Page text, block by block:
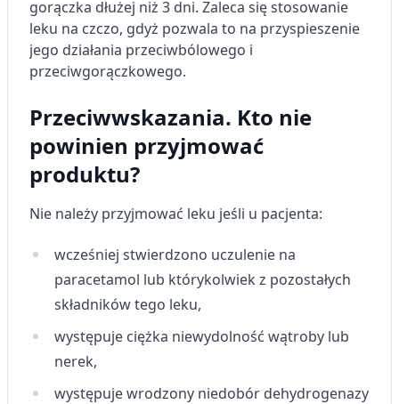
gorączka dłużej niż 3 dni. Zaleca się stosowanie
leku na czczo, gdyż pozwala to na przyspieszenie
jego działania przeciwbólowego i
przeciwgorączkowego.
Przeciwwskazania. Kto nie
powinien przyjmować
produktu?
Nie należy przyjmować leku jeśli u pacjenta:
wcześniej stwierdzono uczulenie na
paracetamol lub którykolwiek z pozostałych
składników tego leku,
występuje ciężka niewydolność wątroby lub
nerek,
występuje wrodzony niedobór dehydrogenazy
Przechowywanie informacji na urządzeniu
lub dostęp do nich
Wykorzystywanie ograniczonych danych do
wyboru reklam
Tworzenie profili w celu
spersonalizowanych reklam
Wykorzystanie profili do wyboru
spersonalizowanych reklam
Tworzenie profili w celu personalizacji treści
Wykorzystywanie profili w celu doboru
spersonalizowanych treści
Pomiar efektywności reklam
Pomiar efektywności treści
Rozumienie odbiorców dzięki statystyce lub
kombinacji danych z różnych źródeł